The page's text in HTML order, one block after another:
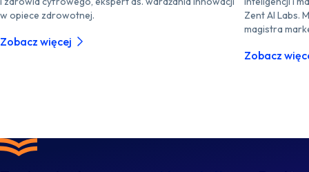
w opiece zdrowotnej.
Zobacz więcej
Zent AI Labs.
magistra
Zobacz